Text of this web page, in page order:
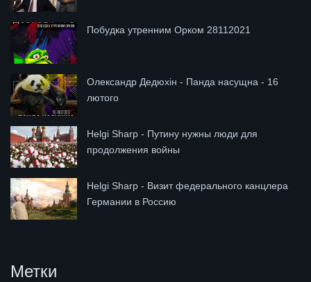
Побудка утренним Орком 28112021
Олександр Дедюхін - Панда насущна - 16
лютого
Helgi Sharp - Путину нужны люди для
продолжения войны
Helgi Sharp - Визит федерального канцлера
Германии в Россию
Метки